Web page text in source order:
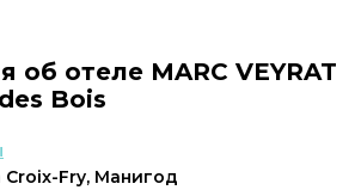
об отеле MARC VEYRAT
Bois
Croix-Fry, Манигод